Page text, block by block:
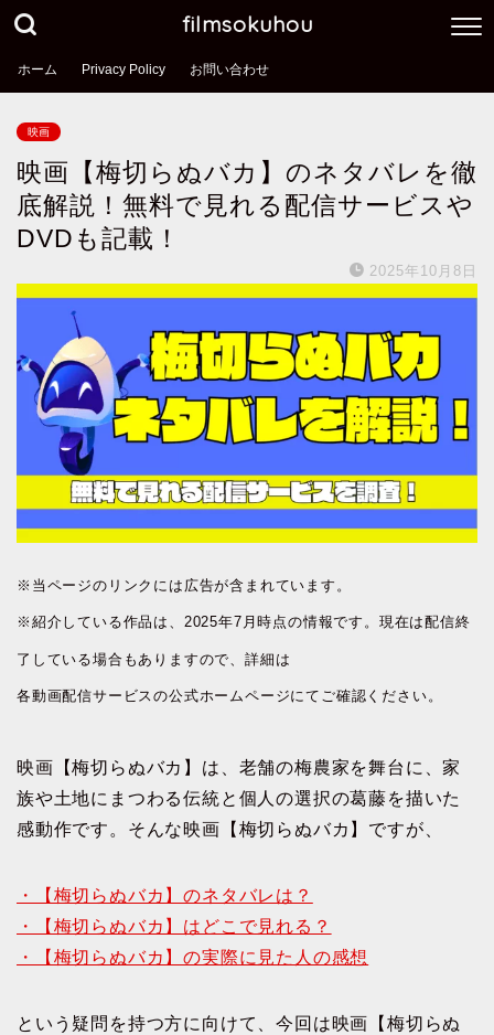
filmsokuhou
ホーム Privacy Policy お問い合わせ
映画
映画【梅切らぬバカ】のネタバレを徹
底解説！無料で見れる配信サービスや
DVDも記載！
2025年10月8日
※当ページのリンクには広告が含まれています。
※紹介している作品は、2025年7月時点の情報です。現在は配信終
了している場合もありますので、詳細は
各動画配信サービスの公式ホームページにてご確認ください。
映画【梅切らぬバカ】は、老舗の梅農家を舞台に、家
族や土地にまつわる伝統と個人の選択の葛藤を描いた
感動作です。そんな映画【梅切らぬバカ】ですが、
・【梅切らぬバカ】のネタバレは？
・【梅切らぬバカ】はどこで見れる？
・【梅切らぬバカ】の実際に見た人の感想
という疑問を持つ方に向けて、今回は映画【梅切らぬ